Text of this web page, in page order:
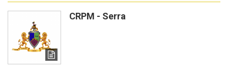
CRPM - Serra